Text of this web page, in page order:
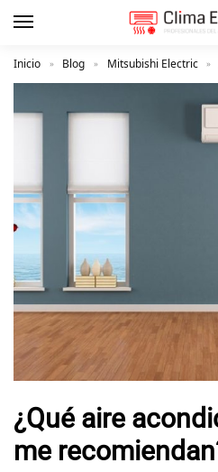
Inicio » Blog » Mitsubishi Electric »
¿Qué aire
me